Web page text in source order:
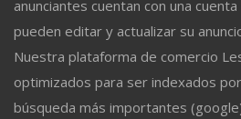
anunciantes cuentan con una
pueden editar y actualizar su
Nuestra plataforma de comercio
optimizados para ser indexados
búsqueda más importantes